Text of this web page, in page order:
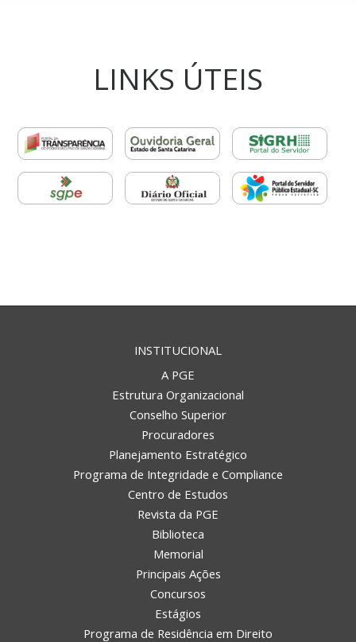
LINKS ÚTEIS
INSTITUCIONAL
A PGE
Estrutura Organizacional
Conselho Superior
Procuradores
Planejamento Estratégico
Programa de Integridade e Compliance
Centro de Estudos
Revista da PGE
Biblioteca
Memorial
Principais Ações
Concursos
Estágios
Programa de Residência em Direito